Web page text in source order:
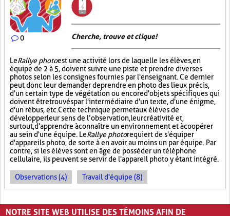
0 Cherche, trouve et clique !
LeRallye photoest une activité lors de laquelle les élèves, en
équipe de 2 à 5, doivent suivre une piste et prendre diverses
photos selon les consignes fournies par l'enseignant. Ce dernier
peut donc leur demander de prendre en photo des lieux précis,
d'un certain type de végétation ou encore d'objets spécifiques qui
doivent être trouvés par l'intermédiaire d'un texte, d'une énigme,
d'un rébus, etc. Cette technique permet aux élèves de
développer leur sens de l’observation, leur créativité et,
surtout, d'apprendre à connaître un environnement et à coopérer
au sein d'une équipe. LeRallye photorequiert de s'équiper
d'appareils photo, de sorte à en avoir au moins un par équipe. Par
contre, si les élèves sont en âge de posséder un téléphone
cellulaire, ils peuvent se servir de l'appareil photo y étant intégré.
Observations (4) Travail d'équipe (8)
PAGES
« ‹ 1 2 3 4 5 › »
NOTRE SITE WEB UTILISE DES TÉMOINS AFIN DE